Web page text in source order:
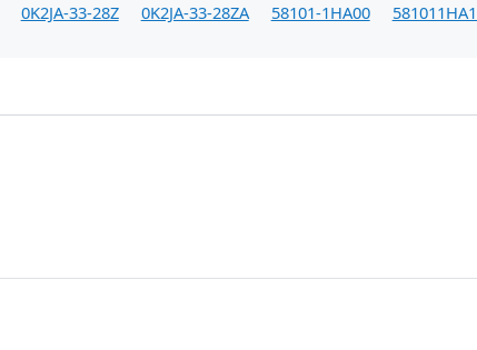
0K2JA-33-28Z 0K2JA-33-28ZA 58101-1HA00